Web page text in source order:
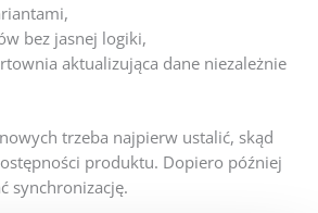
bez jasnej logiki,
aktualizująca dane niezależnie
trzeba najpierw ustalić, skąd
produktu. Dopiero później
synchronizację.